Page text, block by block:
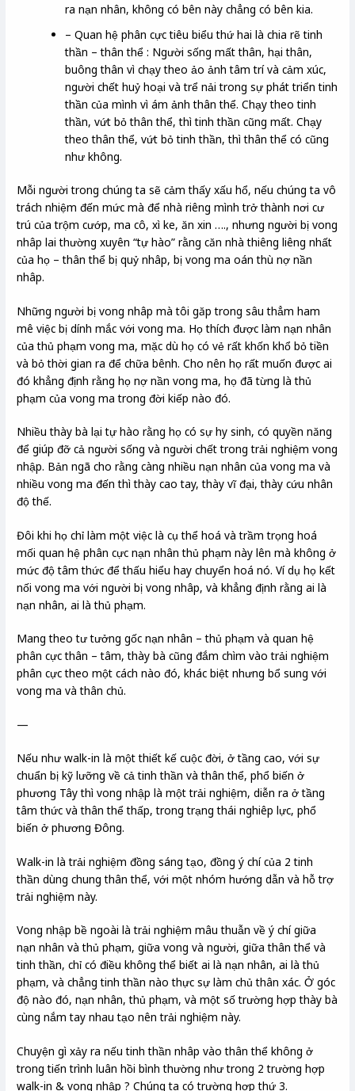
ra nạn nhân, không có bên này chẳng có bên kia.
– Quan hệ phân cực tiêu biểu thứ hai là chia rẽ tinh
thần – thân thể : Người sống mất thân, hại thân,
buông thân vì chạy theo ảo ảnh tâm trí và cảm xúc,
người chết huỷ hoại và trể nải trong sự phát triển tinh
thần của mình vì ám ảnh thân thể. Chạy theo tinh
thần, vứt bỏ thân thể, thì tinh thần cũng mất. Chạy
theo thân thể, vứt bỏ tinh thần, thì thân thể có cũng
như không.
Mỗi người trong chúng ta sẽ cảm thấy xấu hổ, nếu chúng ta vô
trách nhiệm đến mức mà để nhà riêng mình trở thành nơi cư
trú của trộm cướp, ma cô, xì ke, ăn xin …., nhưng người bị vong
nhâp lai thường xuyên “tự hào” rằng căn nhà thiêng liêng nhất
của họ – thân thể bị quỷ nhâp, bị vong ma oán thù nợ nần
nhâp.
Những người bị vong nhâp mà tôi găp trong sâu thẳm ham
mê việc bị dính mắc với vong ma. Họ thích được làm nạn nhân
của thủ phạm vong ma, mặc dù họ có vẻ rất khốn khổ bỏ tiền
và bỏ thời gian ra để chữa bênh. Cho nên họ rất muốn được ai
đó khẳng định rằng họ nợ nần vong ma, họ đã từng là thủ
phạm của vong ma trong đời kiếp nào đó.
Nhiều thày bà lại tự hào rằng họ có sự hy sinh, có quyền năng
để giúp đỡ cả người sống và người chết trong trải nghiệm vong
nhập. Bản ngã cho rằng càng nhiều nạn nhân của vong ma và
nhiều vong ma đến thì thày cao tay, thày vĩ đại, thày cứu nhân
độ thế.
Đôi khi họ chỉ làm một việc là cụ thể hoá và trầm trọng hoá
mối quan hệ phân cực nạn nhân thủ phạm này lên mà không ở
mức độ tâm thức để thấu hiểu hay chuyển hoá nó. Ví dụ họ kết
nối vong ma với người bị vong nhâp, và khẳng định rằng ai là
nạn nhân, ai là thủ phạm.
Mang theo tư tưởng gốc nạn nhân – thủ phạm và quan hệ
phân cực thân – tâm, thày bà cũng đắm chìm vào trải nghiệm
phân cực theo một cách nào đó, khác biệt nhưng bổ sung với
vong ma và thân chủ.
—
Nếu như walk-in là một thiết kế cuộc đời, ở tầng cao, với sự
chuẩn bị kỹ lưỡng về cả tinh thần và thân thể, phổ biến ở
phương Tây thì vong nhập là một trải nghiệm, diễn ra ở tầng
tâm thức và thân thể thấp, trong trạng thái nghiêp lực, phổ
biến ở phương Đông.
Walk-in là trải nghiệm đồng sáng tạo, đồng ý chí của 2 tinh
thần dùng chung thân thể, với một nhóm hướng dẫn và hỗ trợ
trải nghiệm này.
Vong nhập bề ngoài là trải nghiệm mâu thuẫn về ý chí giữa
nạn nhân và thủ phạm, giữa vong và người, giữa thân thể và
tinh thần, chỉ có điều không thể biết ai là nạn nhân, ai là thủ
phạm, và chẳng tinh thần nào thực sự làm chủ thân xác. Ở góc
độ nào đó, nạn nhân, thủ phạm, và một số trường hợp thày bà
cùng nắm tay nhau tạo nên trải nghiệm này.
Chuyện gì xảy ra nếu tinh thần nhâp vào thân thể không ở
trong tiến trình luân hồi bình thường như trong 2 trường hợp
walk-in & vong nhập ? Chúng ta có trường hợp thứ 3.